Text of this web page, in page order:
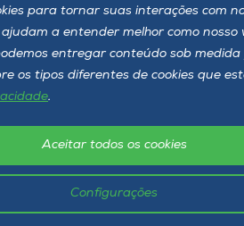
para tornar suas interações com
a entender melhor como nosso
entregar conteúdo sob
os tipos diferentes de cookies que
.
Configurações
Aceitar todos os cookies